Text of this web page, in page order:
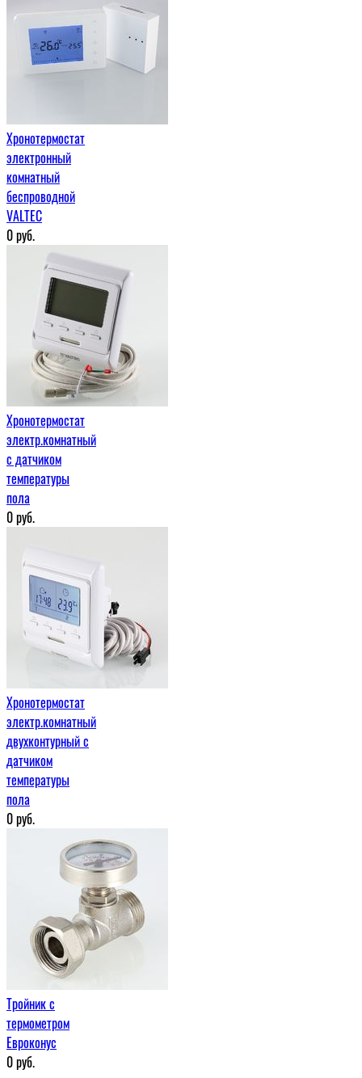
Хронотермостат
электронный
комнатный
беспроводной
VALTEC
0руб.
Хронотермостат
электр.комнатный
с датчиком
температуры
пола
0руб.
Хронотермостат
электр.комнатный
двухконтурный с
датчиком
температуры
пола
0руб.
Тройник с
термометром
Евроконус
0руб.